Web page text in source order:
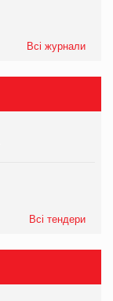
Всі журнали
Всі тендери